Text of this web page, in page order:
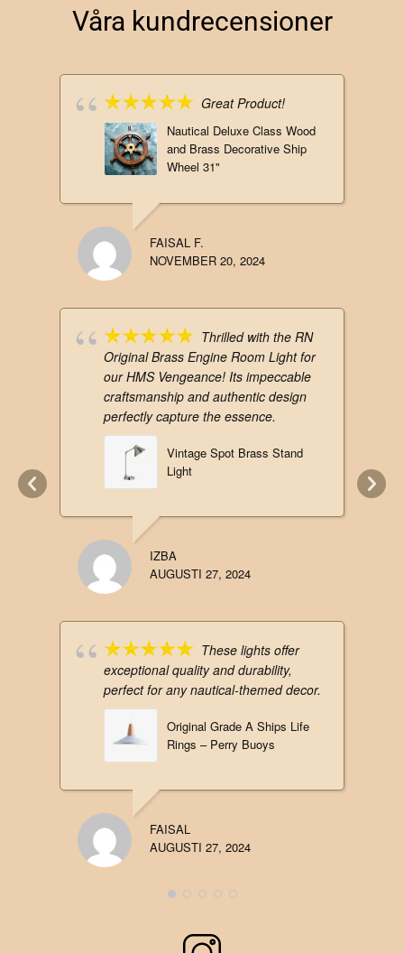
Våra kundrecensioner
Great Product!
Nautical Deluxe Class Wood
and Brass Decorative Ship
Wheel 31"
FAISAL F.
NOVEMBER 20, 2024
Thrilled with the RN
Original Brass Engine Room Light for
our HMS Vengeance! Its impeccable
craftsmanship and authentic design
perfectly capture the essence.
Vintage Spot Brass Stand
Light
IZBA
AUGUSTI 27, 2024
These lights offer
exceptional quality and durability,
perfect for any nautical-themed decor.
Original Grade A Ships Life
Rings – Perry Buoys
FAISAL
AUGUSTI 27, 2024